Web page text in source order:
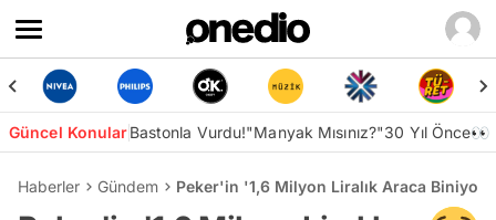
Güncel KonularBastonla Vurdu!"Manyak Mısınız?"30 Yıl Önce👀
Haberler Gündem Peker'in '1,6 Milyon Liralık Araca Biniyor'